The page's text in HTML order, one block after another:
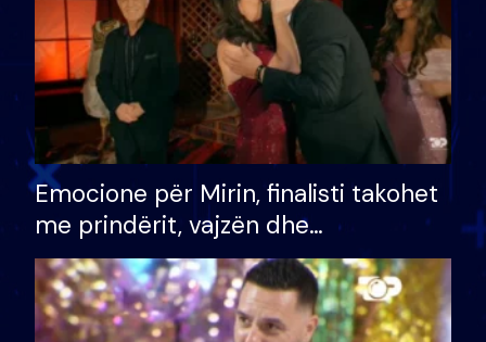
Emocione për Mirin, finalisti takohet
me prindërit, vajzën dhe
bashkëshorten: S’kemi ndonjë letër
divorci apo jo?